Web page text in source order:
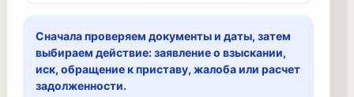
Сначала проверяем документы и даты, затем
выбираем действие: заявление о взыскании,
иск, обращение к приставу, жалоба или расчет
задолженности.